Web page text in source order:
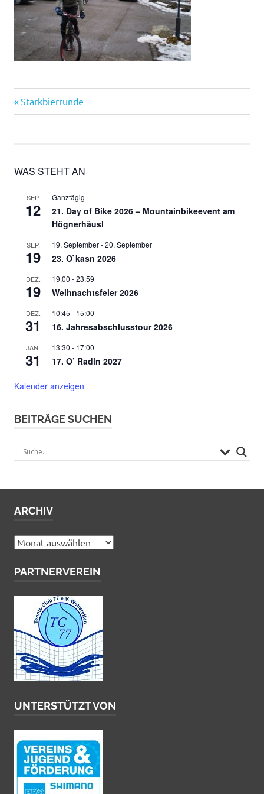
Beitragsnavigation
Vorheriger
Beitrag:
Starkbierrunde
WAS STEHT AN
SEP.
12
Ganztägig
21. Day of Bike 2026 – Mountainbikeevent am
Högnerhäusl
SEP.
19
19. September-20. September
23. O`kasn 2026
DEZ.
19
19:00 -23:59
Weihnachtsfeier 2026
DEZ.
31
10:45 - 15:00
16. Jahresabschlusstour 2026
JAN.
31
13:30 - 17:00
17. O’ Radln 2027
Kalender anzeigen
BEITRÄGE SUCHEN
ARCHIV
Archiv
PARTNERVEREIN
UNTERSTÜTZT VON